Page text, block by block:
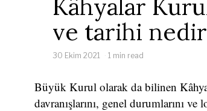
Kâhyalar
ve tarihi
30 Ekim 2021 1 min read
Büyük Kurul olarak da bilinen
davranışlarını, genel durumlarını